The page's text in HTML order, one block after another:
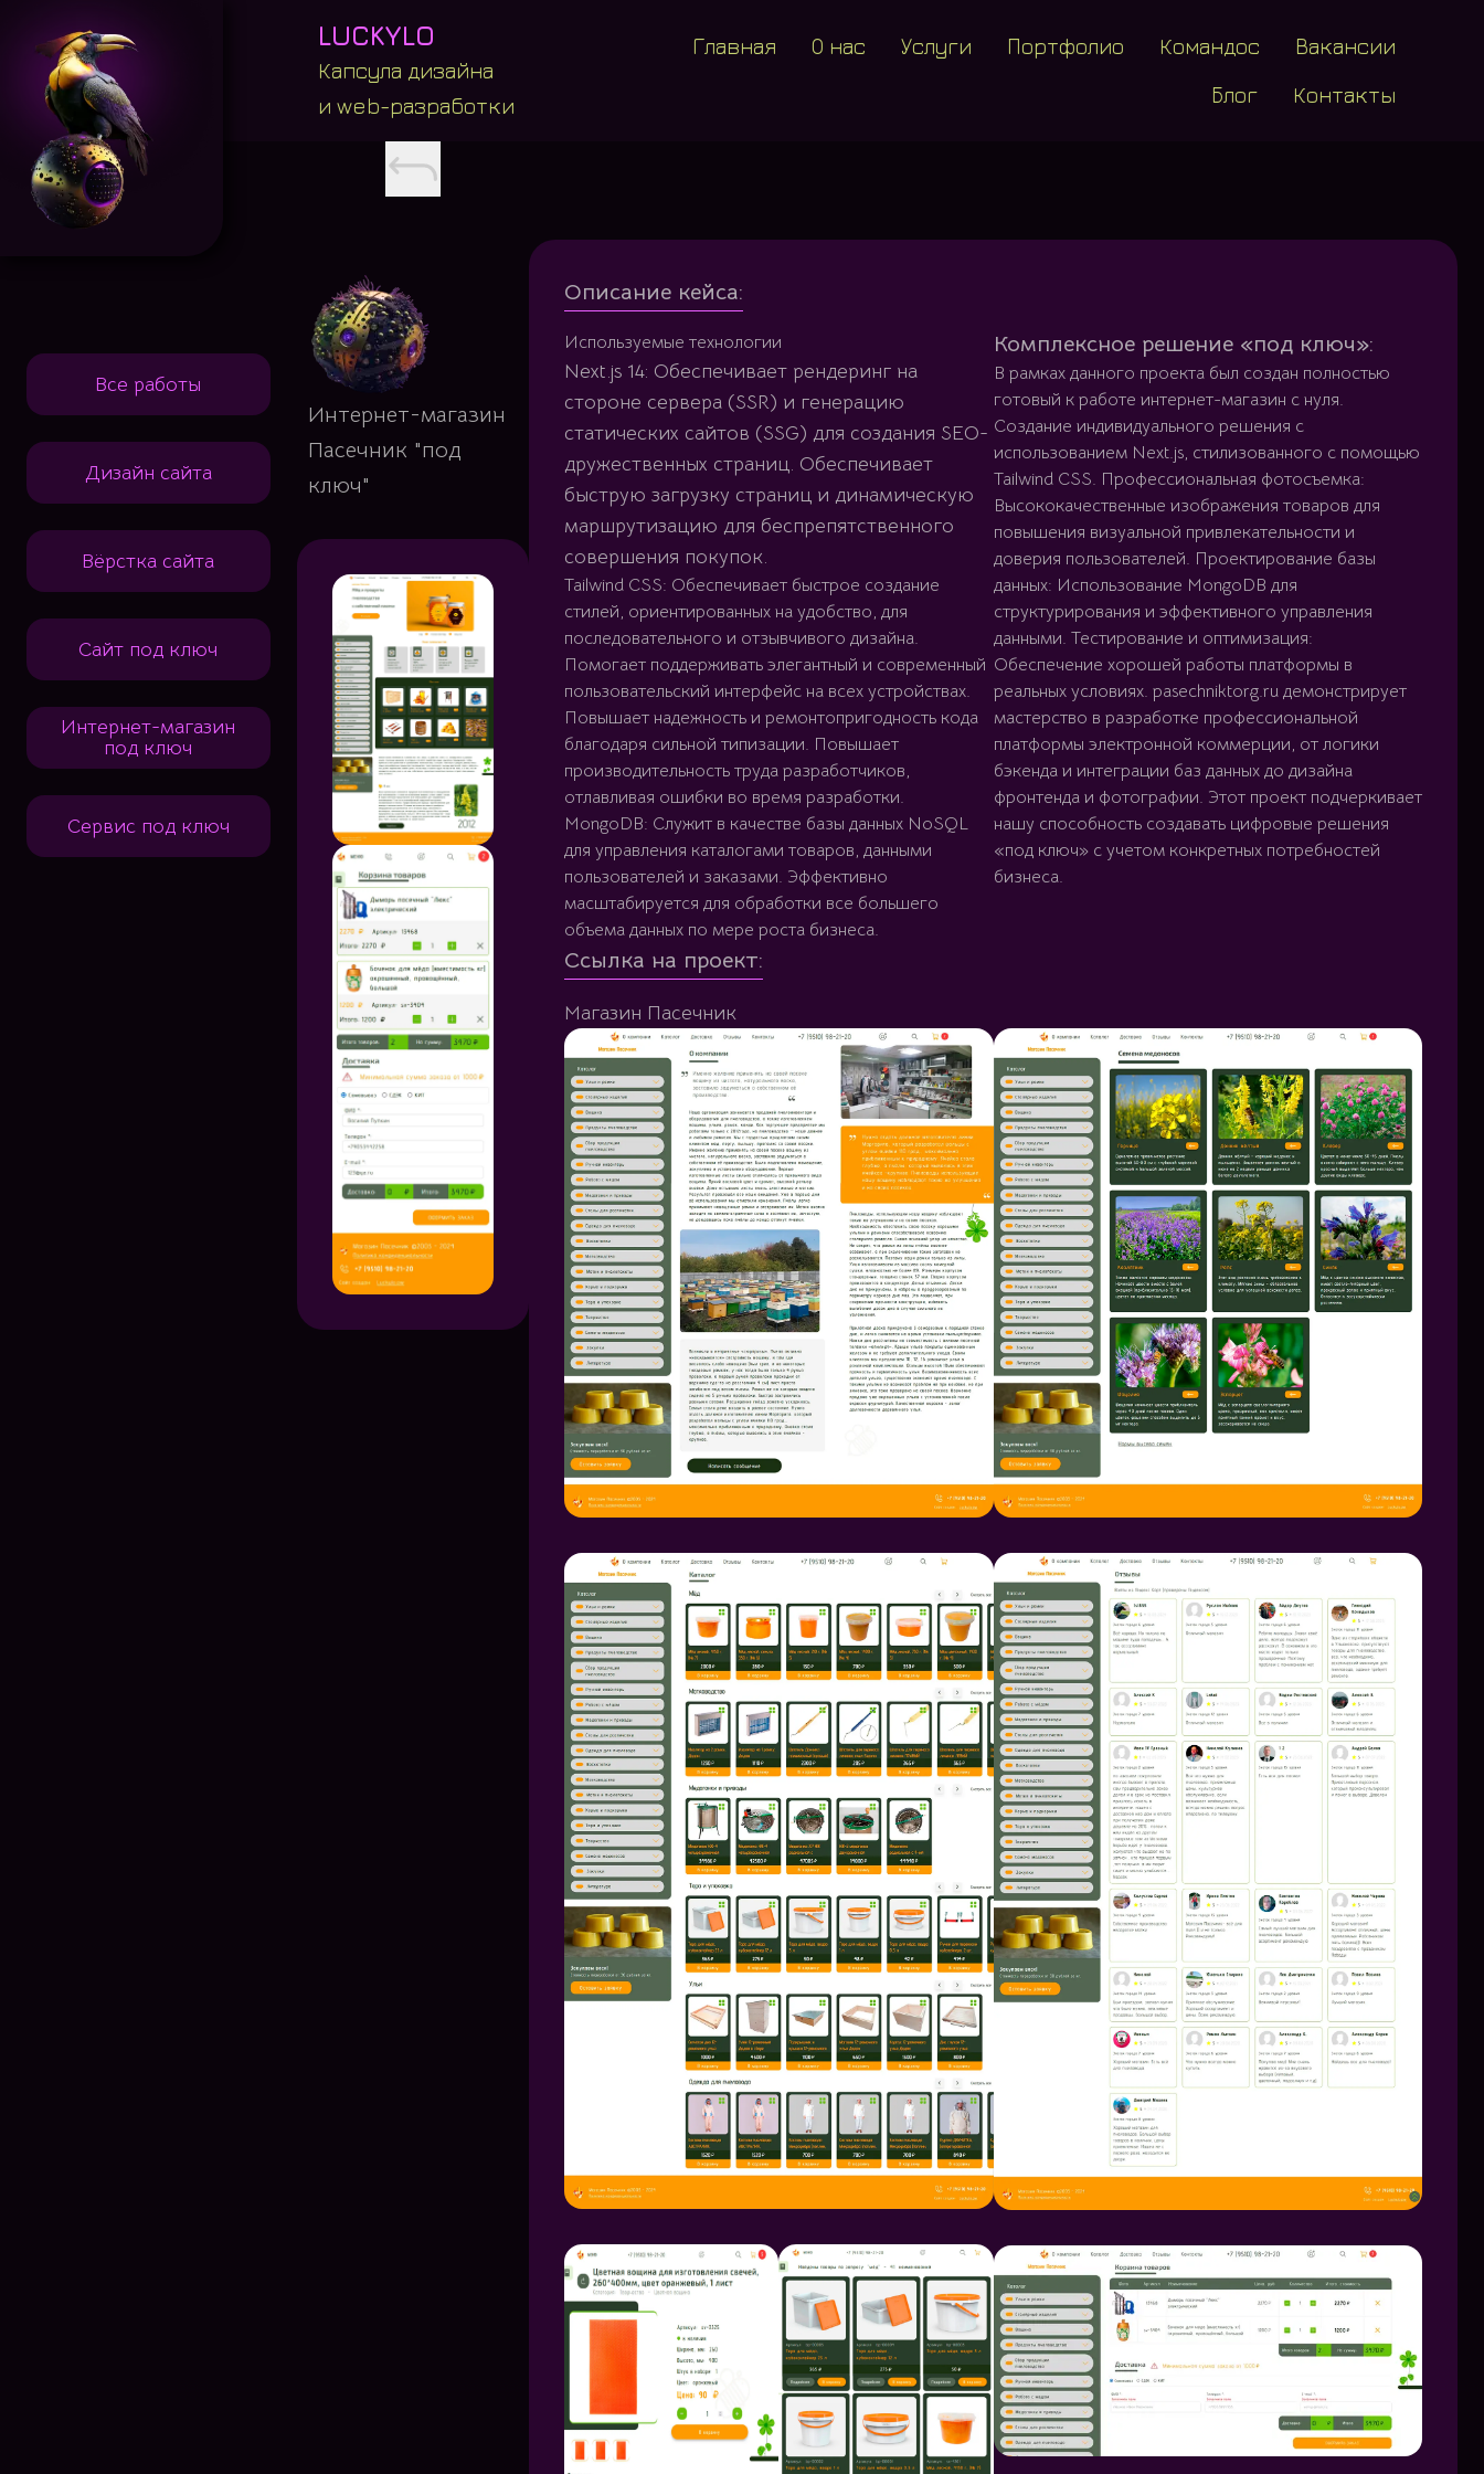
LUCKYLO
Капсула дизайна
и web-разработки
Главная О нас Услуги Портфолио Командос
Вакансии
Блог
Контакты
Все работы
Дизайн сайта
Вёрстка сайта
Сайт под ключ
Интернет-магазин
под ключ
Сервис под ключ
Интернет-магазин
Пасечник "под
ключ"
Описание кейса:
Используемые технологии
Next.js 14: Обеспечивает рендеринг на
стороне сервера (SSR) и генерацию
статических сайтов (SSG) для создания SEO-
дружественных страниц. Обеспечивает
быструю загрузку страниц и динамическую
маршрутизацию для беспрепятственного
совершения покупок.
Tailwind CSS: Обеспечивает быстрое создание
стилей, ориентированных на удобство, для
последовательного и отзывчивого дизайна.
Помогает поддерживать элегантный и современный
пользовательский интерфейс на всех устройствах.
Повышает надежность и ремонтопригодность кода
благодаря сильной типизации. Повышает
производительность труда разработчиков,
отлавливая ошибки во время разработки.
MongoDB: Служит в качестве базы данных NoSQL
для управления каталогами товаров, данными
пользователей и заказами. Эффективно
масштабируется для обработки все большего
объема данных по мере роста бизнеса.
Комплексное решение «под ключ»:
В рамках данного проекта был создан полностью
готовый к работе интернет-магазин с нуля.
Создание индивидуального решения с
использованием Next.js, стилизованного с помощью
Tailwind CSS. Профессиональная фотосъемка:
Высококачественные изображения товаров для
повышения визуальной привлекательности и
доверия пользователей. Проектирование базы
данных: Использование MongoDB для
структурирования и эффективного управления
данными. Тестирование и оптимизация:
Обеспечение хорошей работы платформы в
реальных условиях. pasechniktorg.ru демонстрирует
мастерство в разработке профессиональной
платформы электронной коммерции, от логики
бэкенда и интеграции баз данных до дизайна
фронтенда и фотографии. Этот проект подчеркивает
нашу способность создавать цифровые решения
«под ключ» с учетом конкретных потребностей
бизнеса.
Ссылка на проект:
Магазин Пасечник